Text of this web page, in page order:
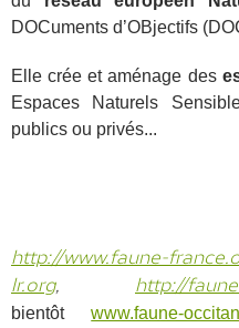
DOCuments d’OBjectifs
Elle crée et aménage des
Espaces Naturels
publics ou privés...
http://www.faune-
lr.org, http://
bientôtwww.faune-